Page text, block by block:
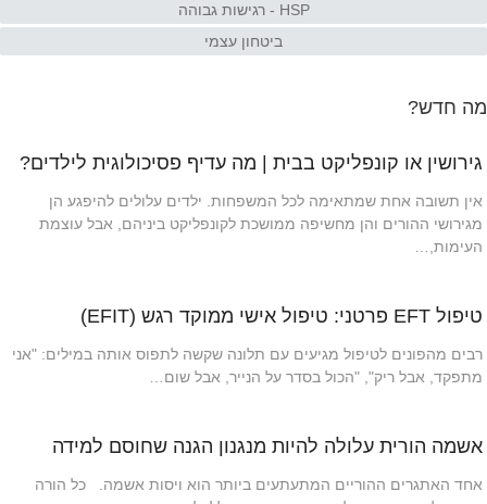
HSP - רגישות גבוהה
ביטחון עצמי
מה חדש?
גירושין או קונפליקט בבית | מה עדיף פסיכולוגית לילדים?
אין תשובה אחת שמתאימה לכל המשפחות. ילדים עלולים להיפגע הן
מגירושי ההורים והן מחשיפה ממושכת לקונפליקט ביניהם, אבל עוצמת
העימות,…
טיפול EFT פרטני: טיפול אישי ממוקד רגש (EFIT)
רבים מהפונים לטיפול מגיעים עם תלונה שקשה לתפוס אותה במילים: "אני
מתפקד, אבל ריק", "הכול בסדר על הנייר, אבל שום…
אשמה הורית עלולה להיות מנגנון הגנה שחוסם למידה
אחד האתגרים ההוריים המתעתעים ביותר הוא ויסות אשמה. כל הורה